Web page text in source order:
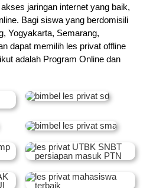
jaringan internet yang baik,
Bagi siswa yang berdomisili
Yogyakarta, Semarang,
dapat memilih les privat offline
adalah Program Online dan